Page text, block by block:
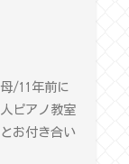
/11年前に
ピアノ教室
お付き合い